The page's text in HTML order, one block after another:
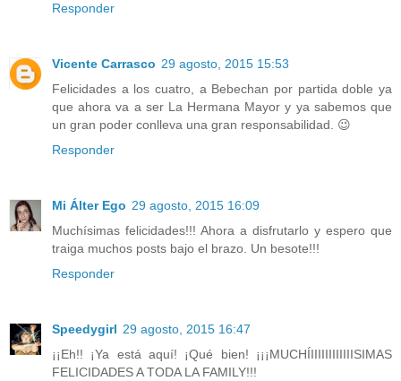
Responder
Vicente Carrasco 29 agosto, 2015 15:53
Felicidades a los cuatro, a Bebechan por partida doble ya
que ahora va a ser La Hermana Mayor y ya sabemos que
un gran poder conlleva una gran responsabilidad. 😉
Responder
Mi Álter Ego 29 agosto, 2015 16:09
Muchísimas felicidades!!! Ahora a disfrutarlo y espero que
traiga muchos posts bajo el brazo. Un besote!!!
Responder
Speedygirl 29 agosto, 2015 16:47
¡¡Eh!! ¡Ya está aquí! ¡Qué bien! ¡¡¡MUCHÍIIIIIIIIIIIISIMAS
FELICIDADES A TODA LA FAMILY!!!